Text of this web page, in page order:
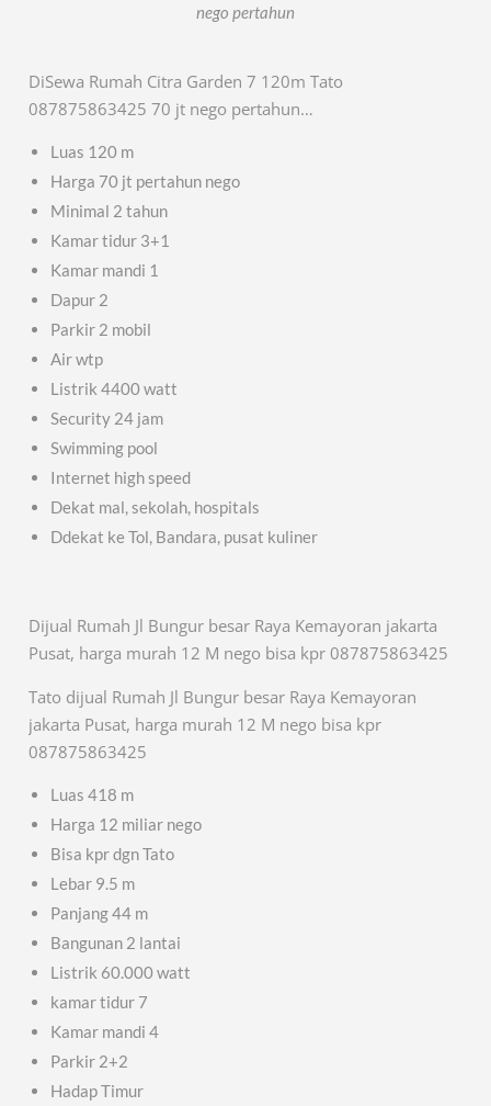
nego pertahun
DiSewa Rumah Citra Garden 7 120m Tato
087875863425 70 jt nego pertahun…
Luas 120 m
Harga 70 jt pertahun nego
Minimal 2 tahun
Kamar tidur 3+1
Kamar mandi 1
Dapur 2
Parkir 2 mobil
Air wtp
Listrik 4400 watt
Security 24 jam
Swimming pool
Internet high speed
Dekat mal, sekolah, hospitals
Ddekat ke Tol, Bandara, pusat kuliner
Dijual Rumah Jl Bungur besar Raya Kemayoran jakarta
Pusat, harga murah 12 M nego bisa kpr 087875863425
Tato dijual Rumah Jl Bungur besar Raya Kemayoran
jakarta Pusat, harga murah 12 M nego bisa kpr
087875863425
Luas 418 m
Harga 12 miliar nego
Bisa kpr dgn Tato
Lebar 9.5 m
Panjang 44 m
Bangunan 2 lantai
Listrik 60.000 watt
kamar tidur 7
Kamar mandi 4
Parkir 2+2
Hadap Timur